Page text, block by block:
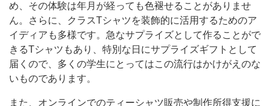
め、その体験は年月が経っても色褪せることがありませ
ん。さらに、クラスTシャツを装飾的に活用するためのア
イディアも多様です。急なサプライズとして作ることがで
きるTシャツもあり、特別な日にサプライズギフトとして
届くので、多くの学生にとってはこの流行はかけがえのな
いものであります。
また、オンラインでのティーシャツ販売や制作所得支援に